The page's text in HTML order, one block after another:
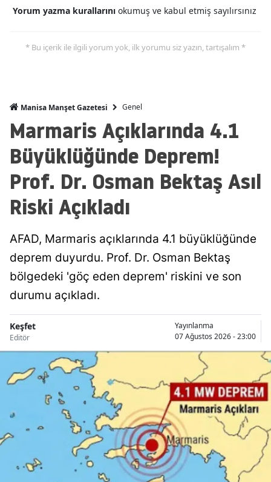
Yorum yazma kurallarını okumuş ve kabul etmiş sayılırsınız
* Bu içerik ile ilgili yorum yok, ilk yorumu siz yazın, tartışalım *
Manisa Manşet Gazetesi Genel
Marmaris Açıklarında 4.1
Büyüklüğünde Deprem!
Prof. Dr. Osman Bektaş Asıl
Riski Açıkladı
AFAD, Marmaris açıklarında 4.1 büyüklüğünde
deprem duyurdu. Prof. Dr. Osman Bektaş
bölgedeki 'göç eden deprem' riskini ve son
durumu açıkladı.
Keşfet
Editör
Yayınlanma
07 Ağustos 2026 - 23:00